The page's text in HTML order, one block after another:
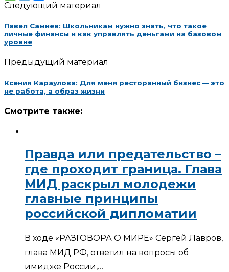
Следующий материал
Павел Самиев: Школьникам нужно знать, что такое
личные финансы и как управлять деньгами на базовом
уровне
Предыдущий материал
Ксения Караулова: Для меня ресторанный бизнес — это
не работа, а образ жизни
Смотрите также:
Правда или предательство –
где проходит граница. Глава
МИД раскрыл молодежи
главные принципы
российской дипломатии
В ходе «РАЗГОВОРА О МИРЕ» Сергей Лавров,
глава МИД РФ, ответил на вопросы об
имидже России,…